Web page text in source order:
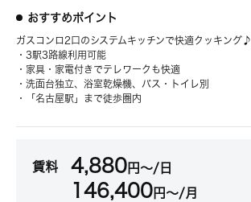
おすすめポイント
ガスコンロ2口のシステムキッチンで快適クッキング♪
・3駅3路線利用可能
・家具・家電付きでテレワークも快適
・洗面台独立、浴室乾燥機、バス・トイレ別
・「名古屋駅」まで徒歩圏内
賃料 4,880円～/日
146,400円～/月